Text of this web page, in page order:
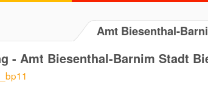
Amt Biesenthal-
- Amt Biesenthal-Barnim Stadt